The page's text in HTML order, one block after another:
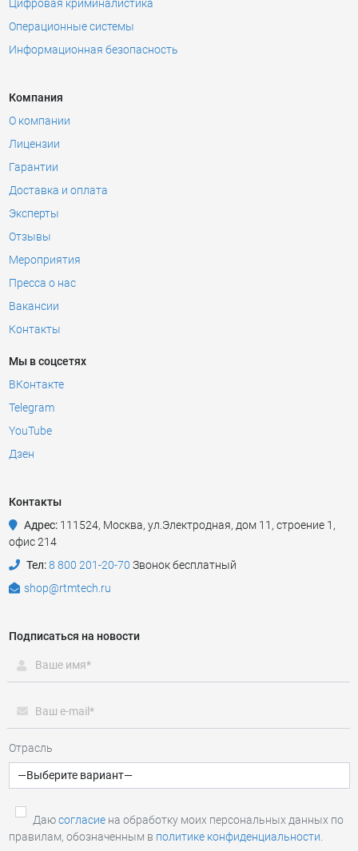
Цифровая криминалистика
Операционные системы
Информационная безопасность
Компания
О компании
Лицензии
Гарантии
Доставка и оплата
Эксперты
Отзывы
Мероприятия
Пресса о нас
Вакансии
Контакты
Мы в соцсетях
ВКонтакте
Telegram
YouTube
Дзен
Контакты
Адрес: 111524, Москва, ул.Электродная, дом 11, строение 1,
офис 214
Тел:8 800 201-20-70 Звонок бесплатный
shop@rtmtech.ru
Подписаться на новости
Отрасль
Даюсогласиена обработку моих персональных данных по
правилам, обозначенным в политике конфиденциальности.